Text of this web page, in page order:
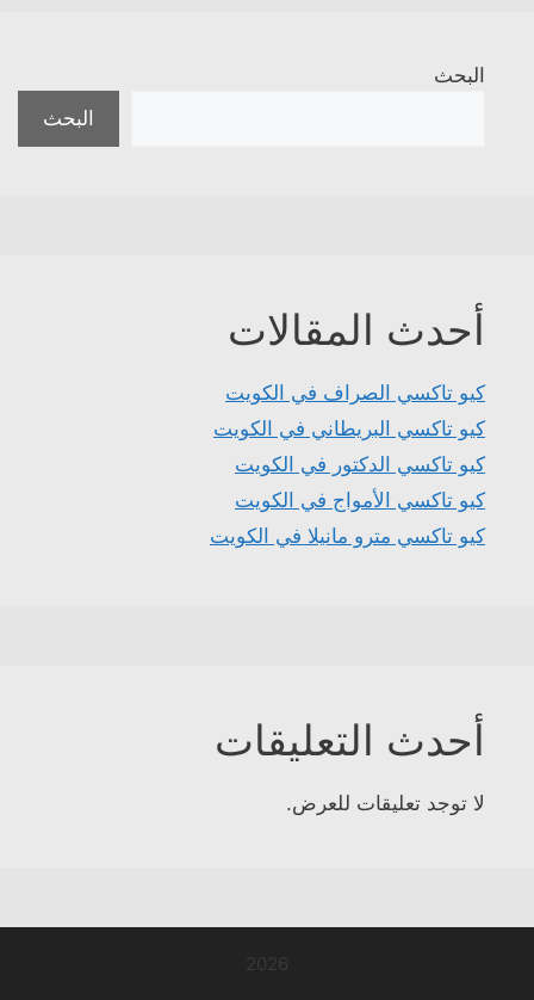
البحث
البحث
أحدث المقالات
كيو تاكسي الصراف في الكويت
كيو تاكسي البريطاني في الكويت
كيو تاكسي الدكتور في الكويت
كيو تاكسي الأمواج في الكويت
كيو تاكسي مترو مانيلا في الكويت
أحدث التعليقات
لا توجد تعليقات للعرض.
2026